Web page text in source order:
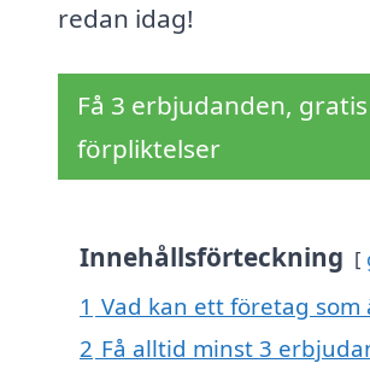
redan idag!
Få 3 erbjudanden,
förpliktelser
Innehållsförteckning
1 Vad kan ett företag
2 Få alltid minst 3